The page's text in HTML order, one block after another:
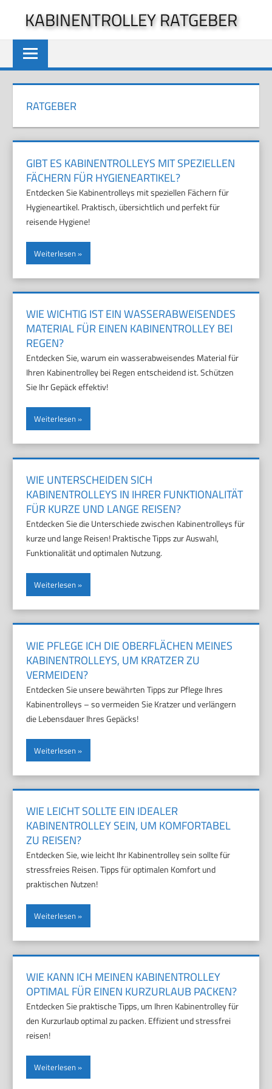
springen
KABINENTROLLEY RATGEBER
RATGEBER
GIBT ES KABINENTROLLEYS MIT SPEZIELLEN
FÄCHERN FÜR HYGIENEARTIKEL?
Entdecken Sie Kabinentrolleys mit speziellen Fächern für
Hygieneartikel. Praktisch, übersichtlich und perfekt für
reisende Hygiene!
Weiterlesen
WIE WICHTIG IST EIN WASSERABWEISENDES
MATERIAL FÜR EINEN KABINENTROLLEY BEI
REGEN?
Entdecken Sie, warum ein wasserabweisendes Material für
Ihren Kabinentrolley bei Regen entscheidend ist. Schützen
Sie Ihr Gepäck effektiv!
Weiterlesen
WIE UNTERSCHEIDEN SICH
KABINENTROLLEYS IN IHRER FUNKTIONALITÄT
FÜR KURZE UND LANGE REISEN?
Entdecken Sie die Unterschiede zwischen Kabinentrolleys für
kurze und lange Reisen! Praktische Tipps zur Auswahl,
Funktionalität und optimalen Nutzung.
Weiterlesen
WIE PFLEGE ICH DIE OBERFLÄCHEN MEINES
KABINENTROLLEYS, UM KRATZER ZU
VERMEIDEN?
Entdecken Sie unsere bewährten Tipps zur Pflege Ihres
Kabinentrolleys – so vermeiden Sie Kratzer und verlängern
die Lebensdauer Ihres Gepäcks!
Weiterlesen
WIE LEICHT SOLLTE EIN IDEALER
KABINENTROLLEY SEIN, UM KOMFORTABEL
ZU REISEN?
Entdecken Sie, wie leicht Ihr Kabinentrolley sein sollte für
stressfreies Reisen. Tipps für optimalen Komfort und
praktischen Nutzen!
Weiterlesen
WIE KANN ICH MEINEN KABINENTROLLEY
OPTIMAL FÜR EINEN KURZURLAUB PACKEN?
Entdecken Sie praktische Tipps, um Ihren Kabinentrolley für
den Kurzurlaub optimal zu packen. Effizient und stressfrei
reisen!
Weiterlesen